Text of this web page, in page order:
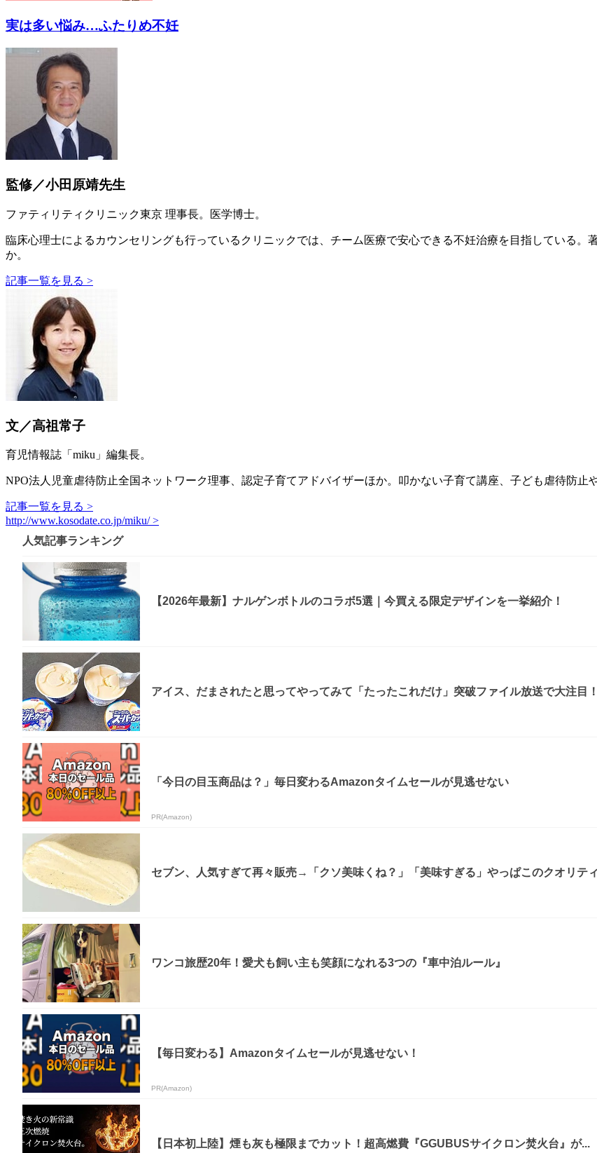
実は多い悩み…ふたりめ不妊
監修／小田原靖先生
ファティリティクリニック東京 理事長。医学博士。
臨床心理士によるカウンセリングも行っているクリニックでは、チーム医療で安心できる不妊治療を目指している
か。
記事一覧を見る >
文／高祖常子
育児情報誌「miku」編集長。
NPO法人児童虐待防止全国ネットワーク理事、認定子育てアドバイザーほか。叩かない子育て講座、子ども虐待防止
記事一覧を見る >
http://www.kosodate.co.jp/miku/ >
人気記事ランキング
【2026年最新】ナルゲンボトルのコラボ5選｜今買える限定デザインを一挙紹介！
アイス、だまされたと思ってやってみて「たったこれだけ」突破ファイル放送で大注目
「今日の目玉商品は？」毎日変わるAmazonタイムセールが見逃せない
PR(Amazon)
セブン、人気すぎて再々販売→「クソ美味くね？」「美味すぎる」やっぱこのクオリテ
ワンコ旅歴20年！愛犬も飼い主も笑顔になれる3つの『車中泊ルール』
【毎日変わる】Amazonタイムセールが見逃せない！
PR(Amazon)
【日本初上陸】煙も灰も極限までカット！超高燃費『GGUBUSサイクロン焚火台』が...